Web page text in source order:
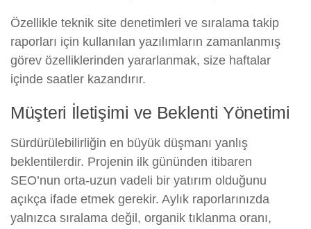
Özellikle teknik site denetimleri ve sıralama takip
raporları için kullanılan yazılımların zamanlanmış
görev özelliklerinden yararlanmak, size haftalar
içinde saatler kazandırır.
Müşteri İletişimi ve Beklenti Yönetimi
Sürdürülebilirliğin en büyük düşmanı yanlış
beklentilerdir. Projenin ilk gününden itibaren
SEO’nun orta-uzun vadeli bir yatırım olduğunu
açıkça ifade etmek gerekir. Aylık raporlarınızda
yalnızca sıralama değil, organik tıklanma oranı,